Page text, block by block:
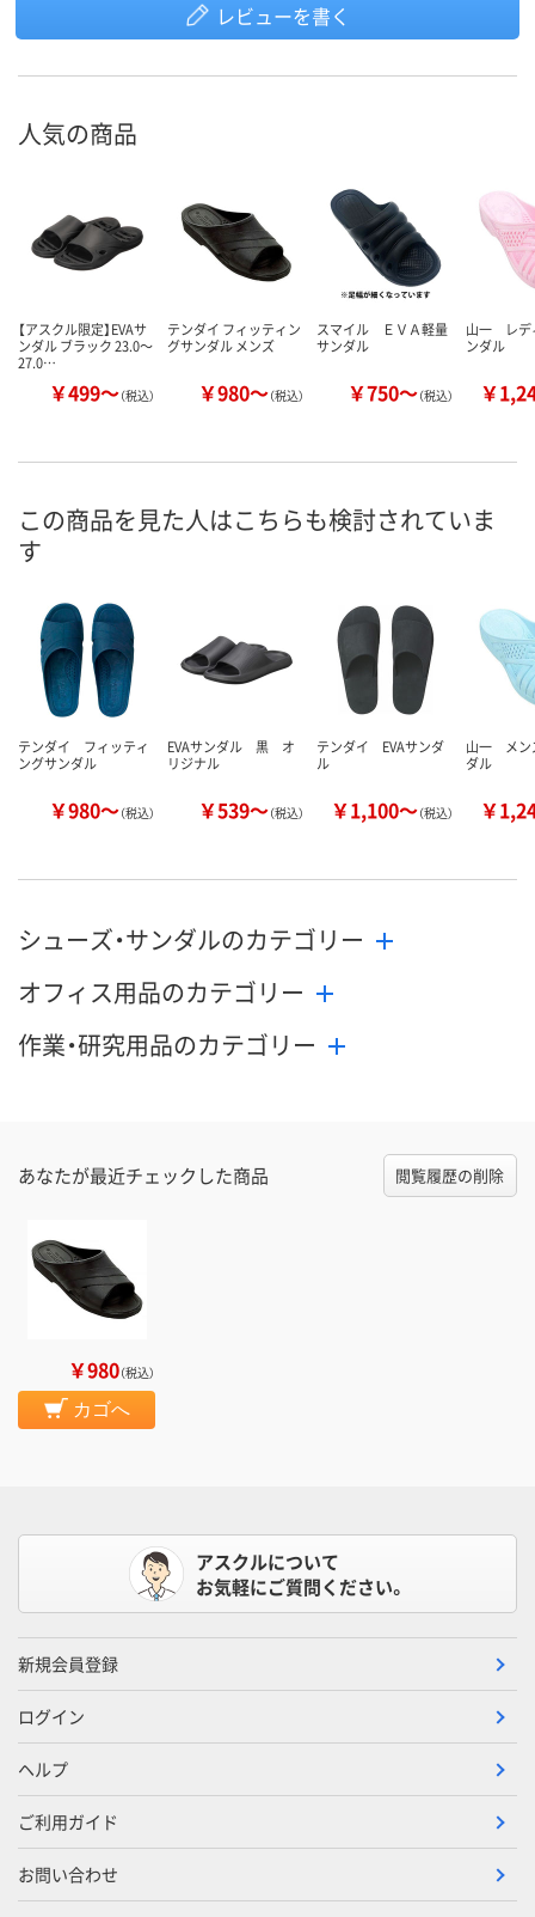
レビューを書く
人気の商品
【アスクル限定】EVAサ
ンダル ブラック 23.0～
27.0…
￥499～（税込）
テンダイ フィッティン
グサンダル メンズ
￥980～（税込）
スマイル ＥＶＡ軽量
サンダル
￥750～（税込）
山一 レデ
ンダル
￥
この商品を見た人はこちらも検討されていま
す
テンダイ フィッティ
ングサンダル
￥980～（税込）
EVAサンダル 黒 オ
リジナル
￥539～（税込）
テンダイ EVAサンダ
ル
￥1,100～（税込）
山一 メン
ダル
￥
シューズ・サンダルのカテゴリー
オフィス用品のカテゴリー
作業・研究用品のカテゴリー
あなたが最近チェックした商品 閲覧履歴の削除
￥980（税込）
カゴへ
アスクルについて
お気軽にご質問ください。
新規会員登録
ログイン
ヘルプ
ご利用ガイド
お問い合わせ